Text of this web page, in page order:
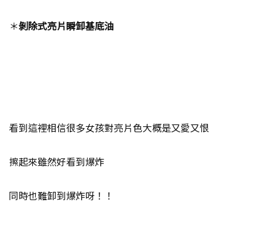
＊剝除式亮片瞬卸基底油
看到這裡相信很多女孩對亮片色大概是又愛又恨
擦起來雖然好看到爆炸
同時也難卸到爆炸呀！！